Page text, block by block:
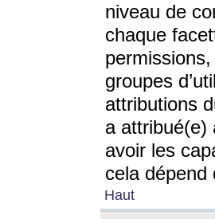
niveau de
chaque
groupes
attributions
a attribué(e)
avoir les
cela dépend
Haut